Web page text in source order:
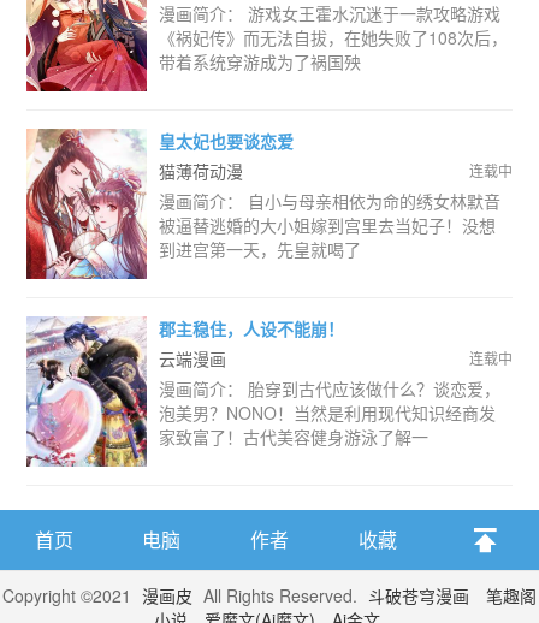
漫画简介： 游戏女王霍水沉迷于一款攻略游戏
《祸妃传》而无法自拔，在她失败了108次后，
带着系统穿游成为了祸国殃
皇太妃也要谈恋爱
猫薄荷动漫
连载中
漫画简介： 自小与母亲相依为命的绣女林默音
被逼替逃婚的大小姐嫁到宫里去当妃子！没想
到进宫第一天，先皇就喝了
郡主稳住，人设不能崩！
云端漫画
连载中
漫画简介： 胎穿到古代应该做什么？谈恋爱，
泡美男？NONO！当然是利用现代知识经商发
家致富了！古代美容健身游泳了解一
首页 电脑 作者 收藏
Copyright ©2021 漫画皮 All Rights Reserved. 斗破苍穹漫画
笔趣阁